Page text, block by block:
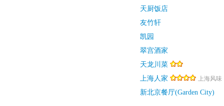
天厨饭店
友竹轩
凯园
翠宫酒家
天龙川菜
上海人家
上海风
新北京餐厅(Garden City)